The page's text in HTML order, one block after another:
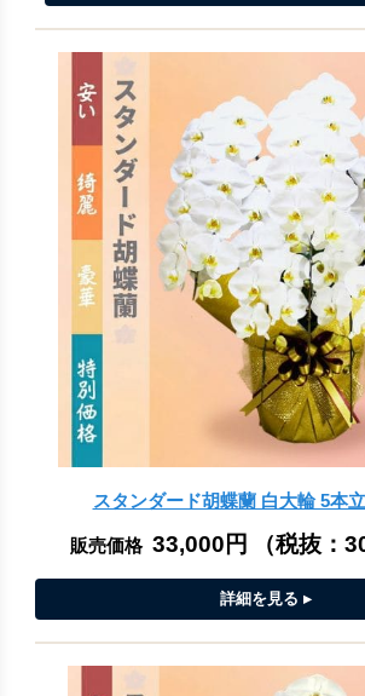
スタンダード胡蝶蘭 白大輪 5本
販売価格 33,000円 （税抜：